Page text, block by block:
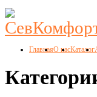
ГлавнаяО насКаталог